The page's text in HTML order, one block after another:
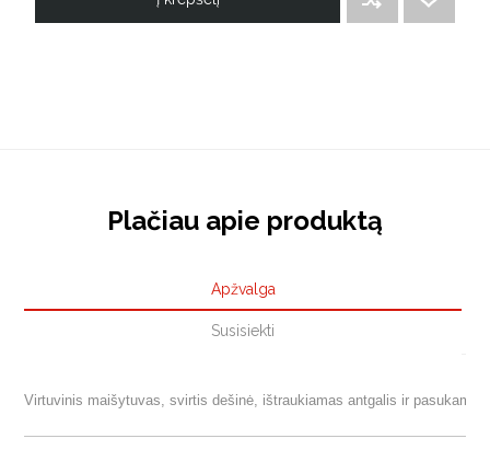
Plačiau apie produktą
Apžvalga
Susisiekti
Virtuvinis maišytuvas, svirtis dešinė, ištraukiamas antgalis ir